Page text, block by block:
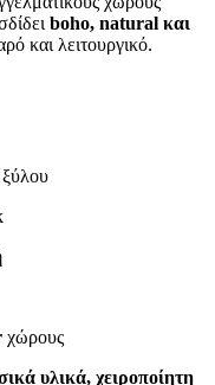
boho, natural και
και λειτουργικό.
ξύλου
χώρους
υλικά, χειροποίητη